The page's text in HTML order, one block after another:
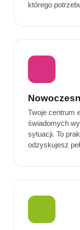
którego
Twoje centrum
świadomych
sytuacji. To
odzyskujesz